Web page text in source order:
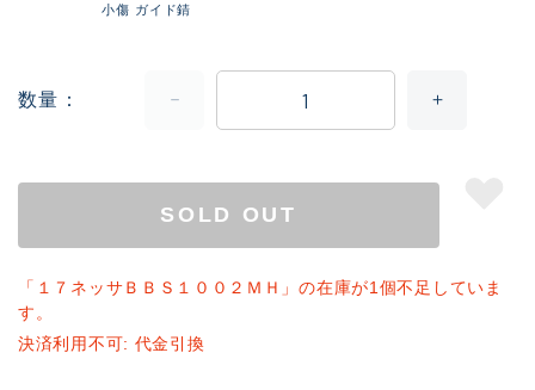
小傷 ガイド錆
数量
SOLD OUT
「１７ネッサＢＢＳ１００２ＭＨ」の在庫が1個不足していま
す。
決済利用不可: 代金引換